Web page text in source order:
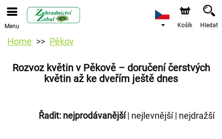
Menu Košík Hledat
Home Pěkov
Rozvoz květin v Pěkově – doručení čerstvých
květin až ke dveřím ještě dnes
Řadit: nejprodávanější| nejlevnější| nejdražší